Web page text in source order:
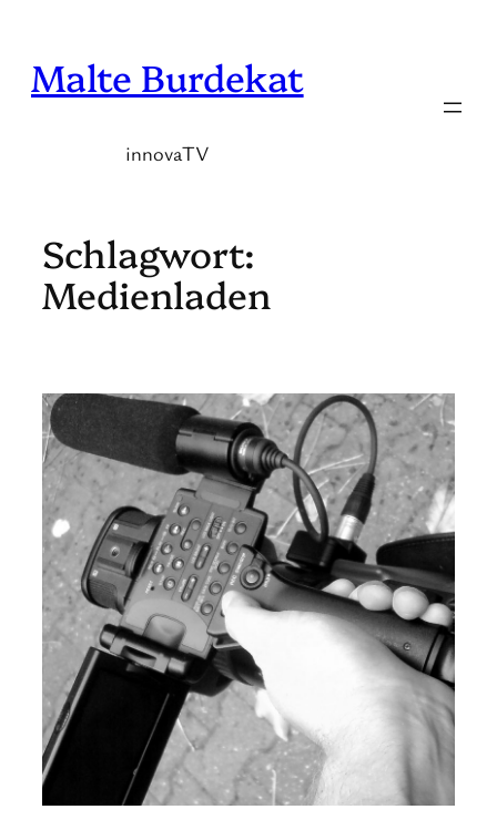
springen
Malte Burdekat
innovaTV
Schlagwort:
Medienladen